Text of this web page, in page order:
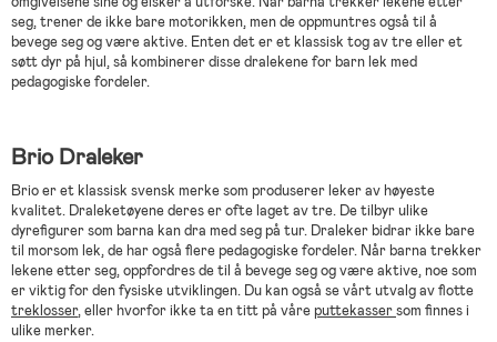
seg, trener de ikke bare motorikken, men de oppmuntres også til å
bevege seg og være aktive. Enten det er et klassisk tog av tre eller et
søtt dyr på hjul, så kombinerer disse dralekene for barn lek med
pedagogiske fordeler.
Brio Draleker
Brio er et klassisk svensk merke som produserer leker av høyeste
kvalitet. Draleketøyene deres er ofte laget av tre. De tilbyr ulike
dyrefigurer som barna kan dra med seg på tur. Draleker bidrar ikke bare
til morsom lek, de har også flere pedagogiske fordeler. Når barna trekker
lekene etter seg, oppfordres de til å bevege seg og være aktive, noe som
er viktig for den fysiske utviklingen. Du kan også se vårt utvalg av flotte
treklosser, eller hvorfor ikke ta en titt på våreputtekassersom finnes i
ulike merker.